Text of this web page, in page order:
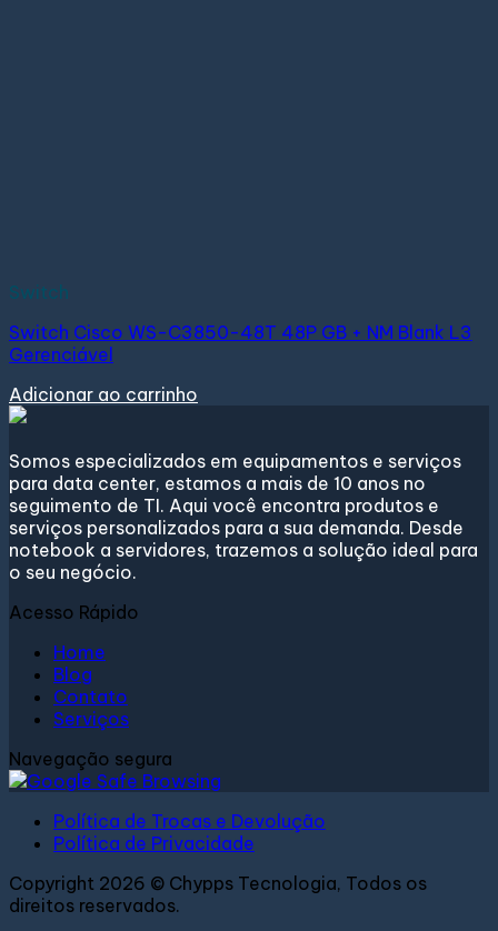
Switch
Switch Cisco WS-C3850-48T 48P GB + NM Blank L3
Gerenciável
Adicionar ao carrinho
Somos especializados em equipamentos e serviços
para data center, estamos a mais de 10 anos no
seguimento de TI. Aqui você encontra produtos e
serviços personalizados para a sua demanda. Desde
notebook a servidores, trazemos a solução ideal para
o seu negócio.
Acesso Rápido
Home
Blog
Contato
Serviços
Navegação segura
Política de Trocas e Devolução
Política de Privacidade
Copyright 2026 © Chypps Tecnologia, Todos os
direitos reservados.